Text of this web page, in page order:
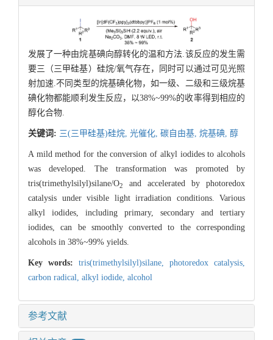
发展了一种由烷基碘向醇转化的温和方法.该反应的发生需
要三（三甲硅基）硅烷/氧气存在，同时可以通过可见光照
射加速.不同类型的烷基碘化物，如一级、二级和三级烷基
碘化物都能顺利发生反应，以38%~99%的收率得到相应的
醇化合物.
关键词: 三(三甲硅基)硅烷, 光催化, 碳自由基, 烷基碘, 醇
A mild method for the conversion of alkyl iodides to alcohols
was developed. The transformation was promoted by
tris(trimethylsilyl)silane/O2
and accelerated by photoredox
catalysis under visible light irradiation conditions. Various
alkyl iodides, including primary, secondary and tertiary
iodides, can be smoothly converted to the corresponding
alcohols in 38%~99% yields.
Key words: tris(trimethylsilyl)silane, photoredox catalysis,
carbon radical, alkyl iodide, alcohol
参考文献